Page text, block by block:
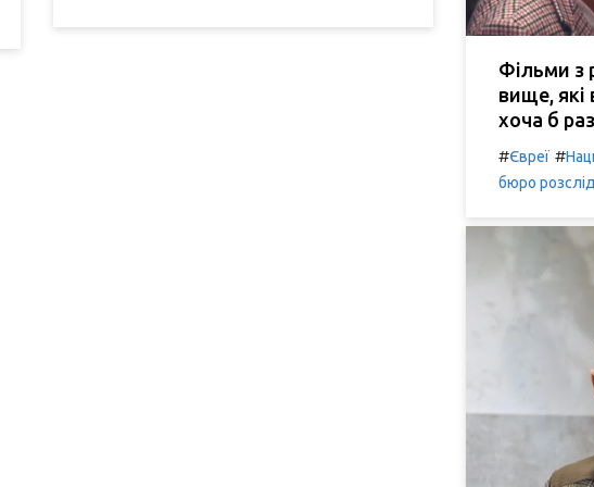
Фільми з
вище, які
хоча б
#Євреї #
бюро